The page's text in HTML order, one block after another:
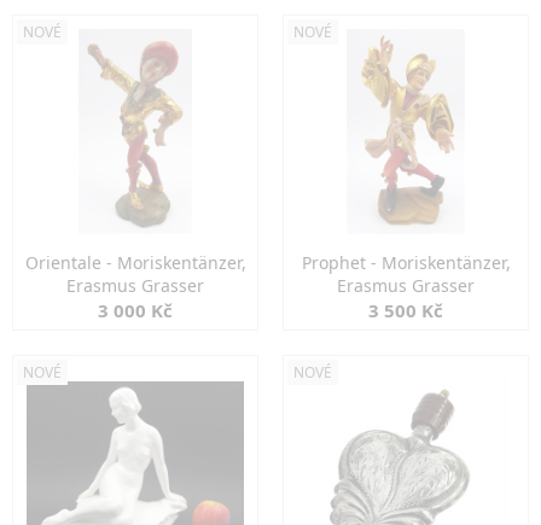
NOVÉ
Orientale - Moriskentänzer,
Erasmus Grasser
3 000 Kč
NOVÉ
Prophet - Moriskentänzer,
Erasmus Grasser
3 500 Kč
NOVÉ NOVÉ